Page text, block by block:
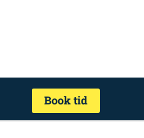
Book tid